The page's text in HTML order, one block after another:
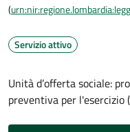
(
Servizio attivo
Unità d’offerta sociale:
preventiva per l'esercizio